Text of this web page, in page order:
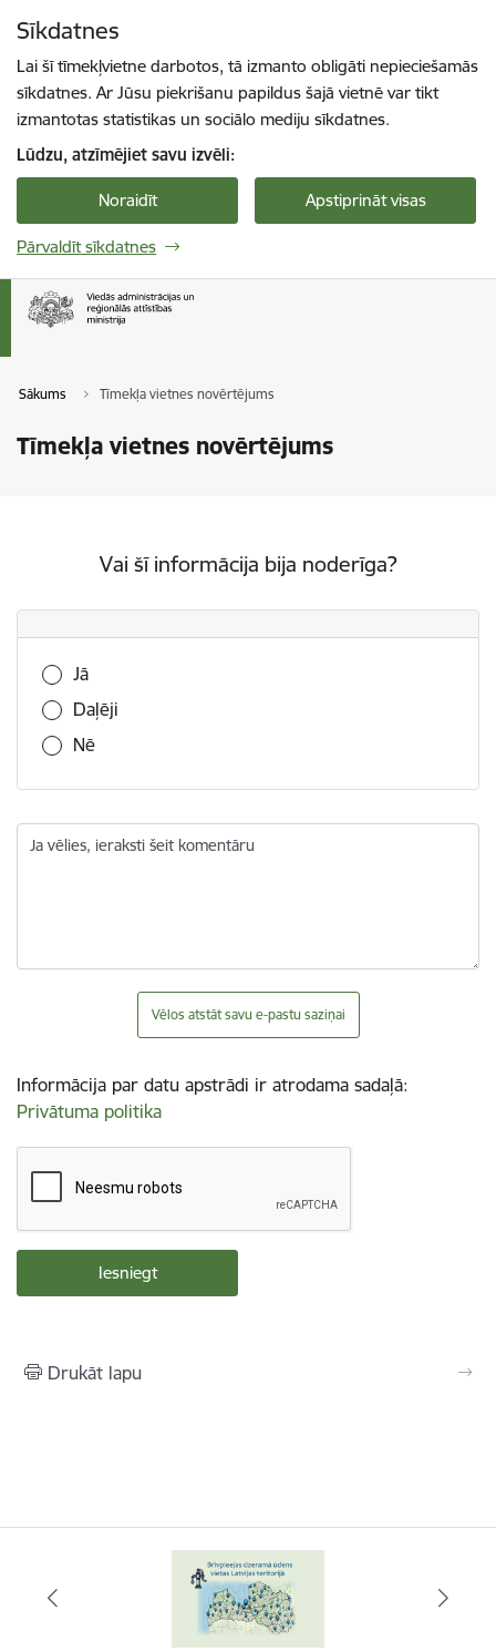
Sīkdatnes
Lai šī tīmekļvietne darbotos, tā izmanto obligāti nepieciešamās
sīkdatnes. Ar Jūsu piekrišanu papildus šajā vietnē var tikt
izmantotas statistikas un sociālo mediju sīkdatnes.
Lūdzu, atzīmējiet savu izvēli:
Noraidīt Apstiprināt visas
Pārvaldīt sīkdatnes
Sākums Tīmekļa vietnes novērtējums
Tīmekļa vietnes novērtējums
Vai šī informācija bija noderīga?
Vai šī informācija bija noderīga?
Jā
Daļēji
Nē
Ja vēlies, ieraksti šeit komentāru
Vēlos atstāt savu e-pastu saziņai
Informācija par datu apstrādi ir atrodama sadaļā:
Privātuma politika
Drukāt lapu